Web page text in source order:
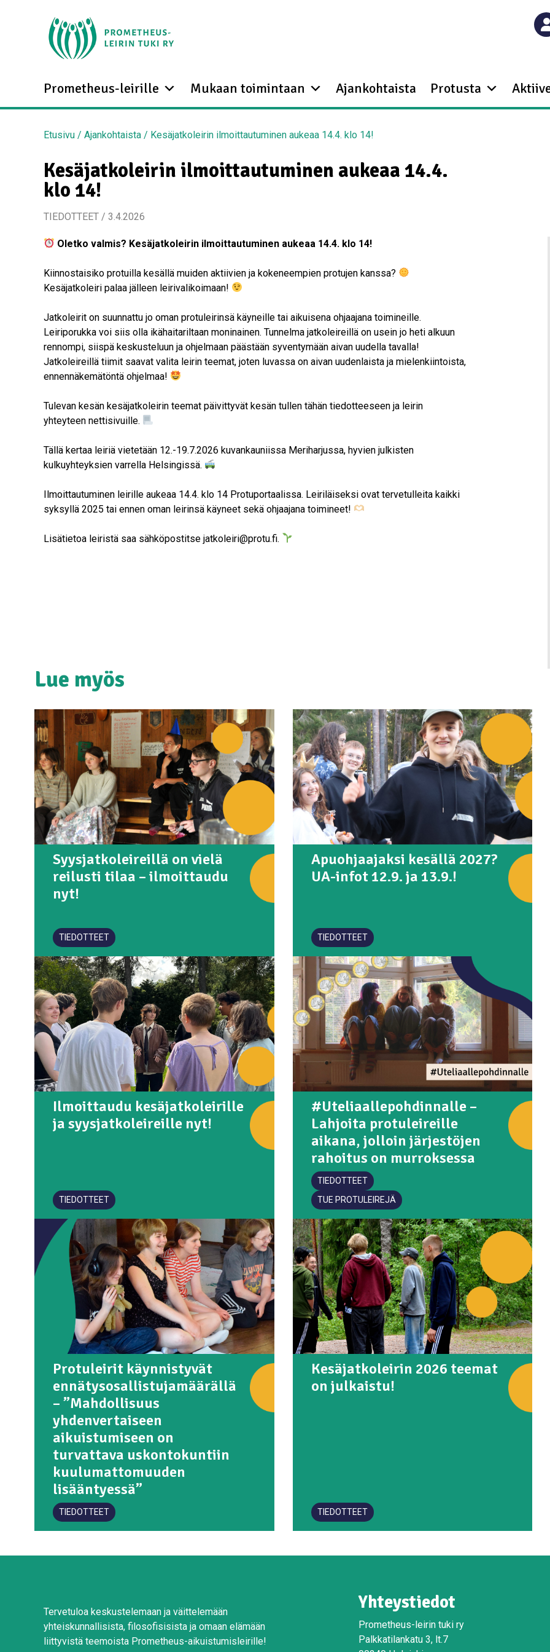
Prometheus-leirille Mukaan toimintaan Ajankohtaista Protusta
Etusivu / Ajankohtaista / Kesäjatkoleirin ilmoittautuminen aukeaa 14.4. klo 14!
Kesäjatkoleirin ilmoittautuminen aukeaa 14.4.
klo 14!
TIEDOTTEET / 3.4.2026
Oletko valmis? Kesäjatkoleirin ilmoittautuminen aukeaa 14.4. klo 14!
Kiinnostaisiko protuilla kesällä muiden aktiivien ja kokeneempien protujen kanssa?
Kesäjatkoleiri palaa jälleen leirivalikoimaan!
Jatkoleirit on suunnattu jo oman protuleirinsä käyneille tai aikuisena ohjaajana toimineille.
Leiriporukka voi siis olla ikähaitariltaan moninainen. Tunnelma jatkoleireillä on usein jo heti alkuun
rennompi, siispä keskusteluun ja ohjelmaan päästään syventymään aivan uudella tavalla!
Jatkoleireillä tiimit saavat valita leirin teemat, joten luvassa on aivan uudenlaista ja mielenkiintoista,
ennennäkemätöntä ohjelmaa!
Tulevan kesän kesäjatkoleirin teemat päivittyvät kesän tullen tähän tiedotteeseen ja leirin
yhteyteen nettisivuille.
Tällä kertaa leiriä vietetään 12.-19.7.2026 kuvankauniissa Meriharjussa, hyvien julkisten
kulkuyhteyksien varrella Helsingissä.
Ilmoittautuminen leirille aukeaa 14.4. klo 14 Protuportaalissa. Leiriläiseksi ovat tervetulleita kaikki
syksyllä 2025 tai ennen oman leirinsä käyneet sekä ohjaajana toimineet!
Lisätietoa leiristä saa sähköpostitse jatkoleiri@protu.fi.
Lue myös
Syysjatkoleireillä on vielä
reilusti tilaa – ilmoittaudu
nyt!
TIEDOTTEET
Apuohjaajaksi kesällä 2027?
UA-infot 12.9. ja 13.9.!
TIEDOTTEET
Ilmoittaudu kesäjatkoleirille
ja syysjatkoleireille nyt!
TIEDOTTEET
#Uteliaallepohdinnalle –
Lahjoita protuleireille
aikana, jolloin järjestöjen
rahoitus on murroksessa
TIEDOTTEET
TUE PROTULEIREJÄ
Protuleirit käynnistyvät
ennätysosallistujamäärällä
– ”Mahdollisuus
yhdenvertaiseen
aikuistumiseen on
turvattava uskontokuntiin
kuulumattomuuden
lisääntyessä”
TIEDOTTEET
Kesäjatkoleirin 2026 teemat
on julkaistu!
TIEDOTTEET
Tervetuloa keskustelemaan ja väittelemään
yhteiskunnallisista, filosofisisista ja omaan elämään
liittyvistä teemoista Prometheus-aikuistumisleirille!
Yhteystiedot
Prometheus-leirin tuki ry
Palkkatilankatu 3, lt.7